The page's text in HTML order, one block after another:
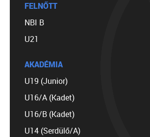
FELNŐTT
NBI B
U21
AKADÉMIA
U19 (Junior)
U16/A (Kadet)
U16/B (Kadet)
U14 (Serdülő/A)